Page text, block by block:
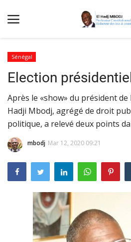
Accueil
Contactez-nous
Qui sommes nous
Galerie
Nos Publications
Media
Connexion
Register
Sénégal
Election
Après le «show» du président de
Hadji Mbodj, agrégé de droit
politique, a relevé deux points
mbodj Mar 12, 2020 09:21